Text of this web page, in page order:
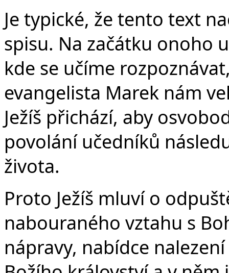
Je typické, že tento text
spisu. Na začátku onoho
kde se učíme
evangelista Marek nám
Ježíš přichází, aby
povolání učedníků
života.
Proto Ježíš mluví o
nabouraného vztahu s
nápravy, nabídce